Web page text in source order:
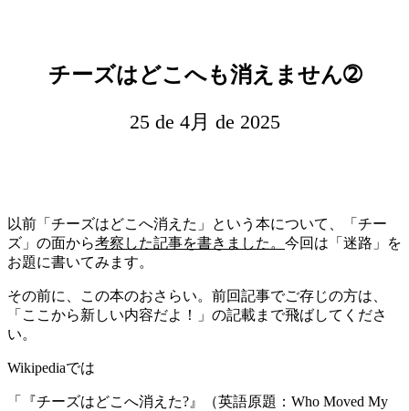
チーズはどこへも消えません➁
25 de 4月 de 2025
以前「チーズはどこへ消えた」という本について、「チー
ズ」の面から考察した記事を書きました。 今回は「迷路」を
お題に書いてみます。
その前に、この本のおさらい。前回記事でご存じの方は、
「ここから新しい内容だよ！」の記載まで飛ばしてくださ
い。
Wikipediaでは
「『チーズはどこへ消えた?』（英語原題：Who Moved My